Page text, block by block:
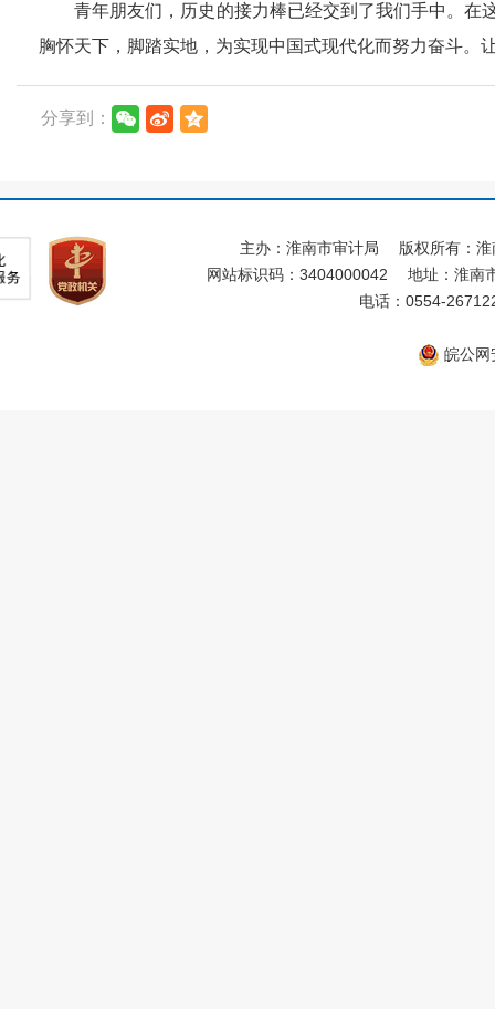
青年朋友们，历史的接力棒已经交到了我们手中。
胸怀天下，脚踏实地，为实现中国式现代化而努力奋斗
分享到：
主办：淮南市审计局
版权所有：
网站标识码：3404000042
地址：淮南
电话：0554-
皖公网